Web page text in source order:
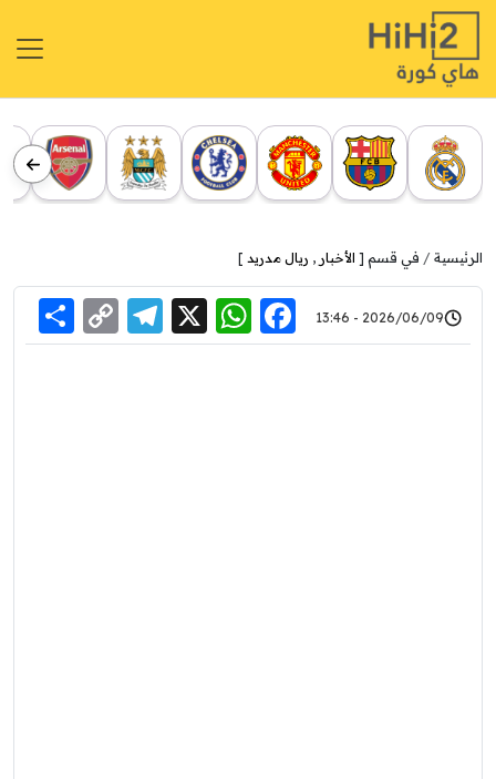
الرئيسية في قسم [ الأخبار , ريال مدريد ]
2026/06/09 - 13:46
Facebook
WhatsApp
X
Link